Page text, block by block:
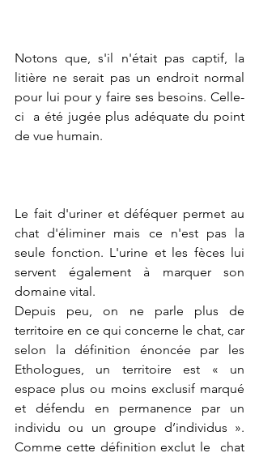
Notons que, s'il n'était pas captif, la
litière ne serait pas un endroit normal
pour lui pour y faire ses besoins. Celle-
ci  a été jugée plus adéquate du point
de vue humain.
Le fait d'uriner et déféquer permet au
chat d'éliminer mais ce n'est pas la
seule fonction. L'urine et les fèces lui
servent également à marquer son
domaine vital.
Depuis peu, on ne parle plus de
territoire en ce qui concerne le chat, car
selon la définition énoncée par les
Ethologues, un territoire est « un
espace plus ou moins exclusif marqué
et défendu en permanence par un
individu ou un groupe d’individus ».
Comme cette définition exclut le  chat